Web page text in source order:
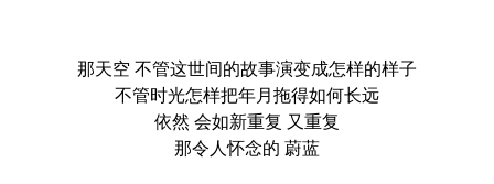
那天空 不管这世间的故事演变成怎样的样子
不管时光怎样把年月拖得如何长远
依然 会如新重复 又重复
那令人怀念的 蔚蓝